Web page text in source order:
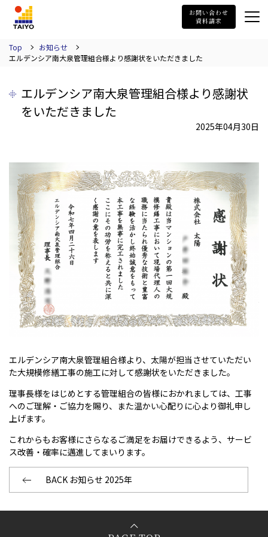
お問い合わせ
資料請求
Top
お知らせ
エルデンシア南大泉管理組合様より感謝状をいただきました
エルデンシア南大泉管理組合様より感謝状
をいただきました
2025年04月30日
エルデンシア南大泉管理組合様より、太陽が担当させていただい
た大規模修繕工事の施工に対して感謝状をいただきました。
理事長様をはじめとする管理組合の皆様におかれましては、工事
へのご理解・ご協力を賜り、また温かい心配りに心より御礼申し
上げます。
これからもお客様にさらなるご満足をお届けできるよう、サービ
ス改善・確率に邁進してまいります。
BACK お知らせ 2025年